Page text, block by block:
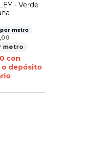
- Verde
por metro
metro
con
depósito